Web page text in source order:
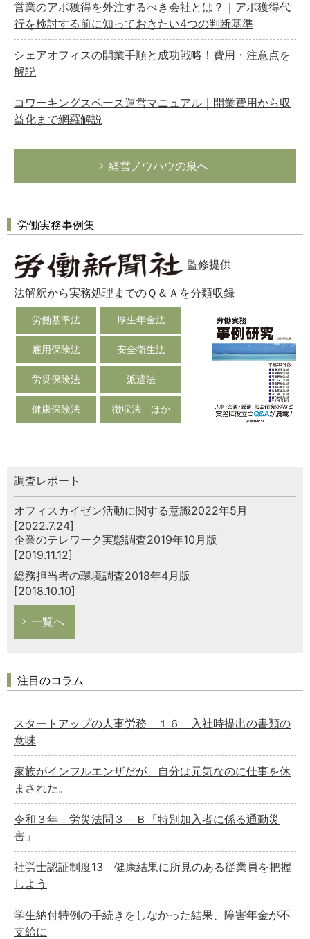
営業のアポ獲得を外注するべき会社とは？｜アポ獲得代
行を検討する前に知っておきたい4つの判断基準
シェアオフィスの開業手順と成功戦略！費用・注意点を
解説
コワーキングスペース運営マニュアル｜開業費用から収
益化まで網羅解説
経営ノウハウの泉へ
労働実務事例集
監修提供
法解釈から実務処理までのＱ＆Ａを分類収録
労働基準法 厚生年金法
雇用保険法 安全衛生法
労災保険法 派遣法
健康保険法 徴収法 ほか
調査レポート
オフィスカイゼン活動に関する意識2022年5月
[2022.7.24]
企業のテレワーク実態調査2019年10月版
[2019.11.12]
総務担当者の環境調査2018年4月版
[2018.10.10]
一覧へ
注目のコラム
スタートアップの人事労務 １６ 入社時提出の書類の
意味
家族がインフルエンザだが、自分は元気なのに仕事を休
まされた。
令和３年－労災法問３－Ｂ「特別加入者に係る通勤災
害」
社労士認証制度13 健康結果に所見のある従業員を把握
しよう
学生納付特例の手続きをしなかった結果、障害年金が不
支給に